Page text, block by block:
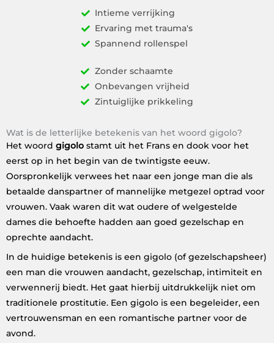
Intieme verrijking
Ervaring met trauma's
Spannend rollenspel
Zonder schaamte
Onbevangen vrijheid
Zintuiglijke prikkeling
Wat is de letterlijke betekenis van het woord gigolo?
Het woord gigolo stamt uit het Frans en dook voor het
eerst op in het begin van de twintigste eeuw.
Oorspronkelijk verwees het naar een jonge man die als
betaalde danspartner of mannelijke metgezel optrad voor
vrouwen. Vaak waren dit wat oudere of welgestelde
dames die behoefte hadden aan goed gezelschap en
oprechte aandacht.
In de huidige betekenis is een gigolo (of gezelschapsheer)
een man die vrouwen aandacht, gezelschap, intimiteit en
verwennerij biedt. Het gaat hierbij uitdrukkelijk niet om
traditionele prostitutie. Een gigolo is een begeleider, een
vertrouwensman en een romantische partner voor de
avond.